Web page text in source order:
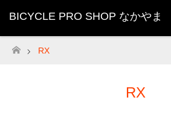
BICYCLE PRO SHOP なかやま
ホーム
RX
RX